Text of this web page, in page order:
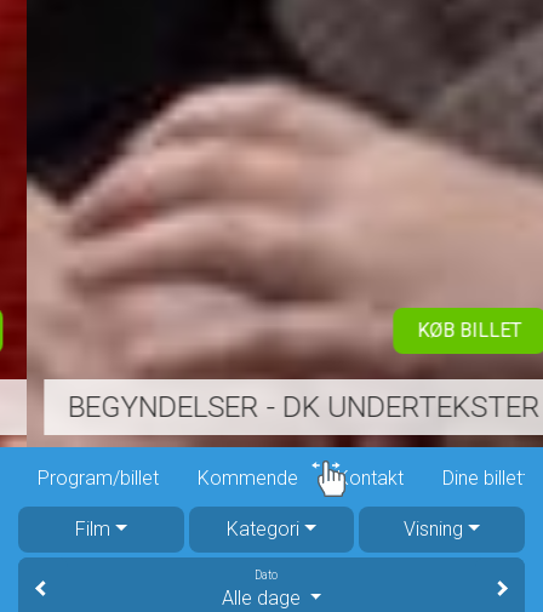
BEGYNDELSER - DK UNDERTEKSTER
KØB BILLET
Program/billet Kommende Kontakt Dine
Film Kategori Visning
Dato
Alle dage